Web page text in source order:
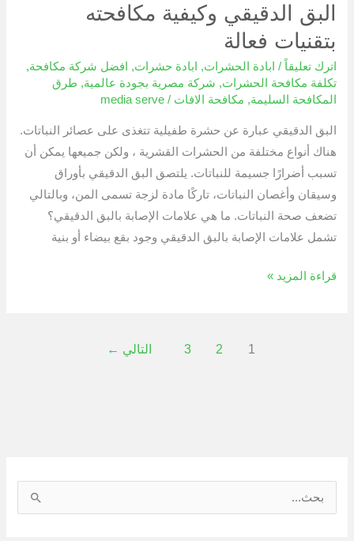
البق الدقيقي وكيفية مكافحته
بتقنيات فعالة
اترك تعليقاً / ابادة الحشرات, ابادة حشرات, افضل شركة مكافحة,
تكلفة مكافحة الحشرات, شركة مصرية بجودة عالمية, طرق
المكافحة السليمة, مكافحة الافات /
media serve
البق الدقيقي عبارة عن حشرة طفيلية تتغذى على عصائر النباتات.
هناك أنواع مختلفة من الحشرات القشرية ، ولكن جميعها يمكن أن
تسبب أضرارًا جسيمة للنباتات. يلتصق البق الدقيقي بأوراق
وسيقان وأغصان النباتات، تاركًا مادة لزجة تسمى المن، وبالتالي
تضعف صحة النباتات. ما هي علامات الإصابة بالبق الدقيقي؟
تشمل علامات الإصابة بالبق الدقيقي وجود بقع بيضاء أو بنية
قراءة المزيد »
1
2
3 التالي ←